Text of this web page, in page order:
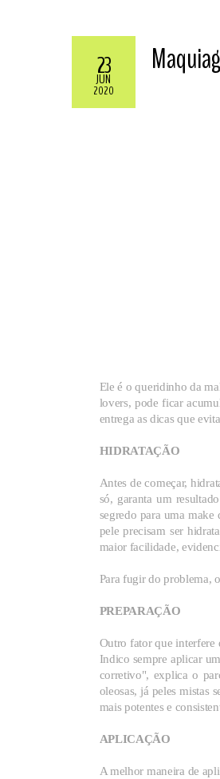
23
JUN
2020
Ele é o queridinho da
lovers, pode ficar
entrega as dicas que
HIDRATAÇÃO
Antes de começar,
só, garanta um
segredo para uma
pele precisam ser
maior facilidade,
Para fugir do problema,
PREPARAÇÃO
Outro fator que interfere
Indico sempre aplicar
corretivo", explica o
oleosas, já peles mistas
mais potentes e
APLICAÇÃO
A melhor maneira de